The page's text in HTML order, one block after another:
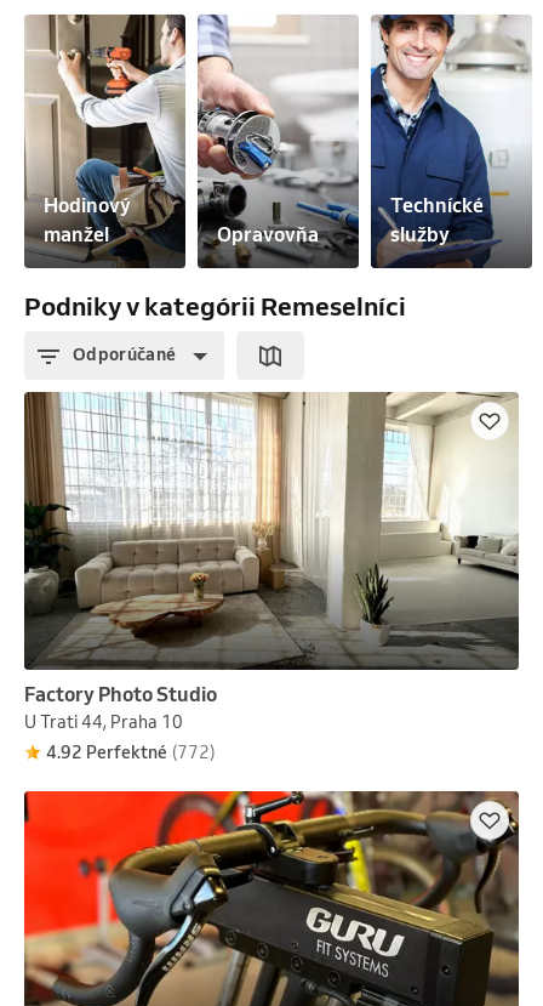
Hodinový
manžel
Opravovňa
Technícké
služby
Podniky v kategórii Remeselníci
Odporúčané
Factory Photo Studio
U Trati 44, Praha 10
4.92 Perfektné (772)